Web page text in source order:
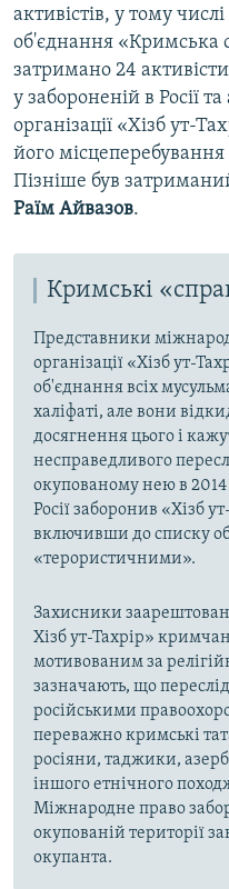
активістів, у тому
об'єднання «Кримська
затримано 24
у забороненій в Росії
організації «Хізб ут-
його
Пізніше був
Раїм Айвазов.
Кримські
Представники
організації «Хізб ут-
об'єднання всіх
халіфаті, але вони
досягнення цього і
несправедливого
окупованому нею в
Росії заборонив «Хізб
включивши до списку
«терористичними».
Захисники
Хізб ут-Тахрір»
мотивованим за
зазначають, що
російськими
переважно кримські
росіяни, таджики,
іншого етнічного
Міжнародне право
окупованій території
окупанта.